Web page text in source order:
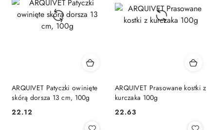
ARQUIVET Patyczki owinięte
skórą dorsza 13 cm, 100g
Cena:
22.12
ARQUIVET Prasowane kostki z
kurczaka 100g
Cena:
22.63